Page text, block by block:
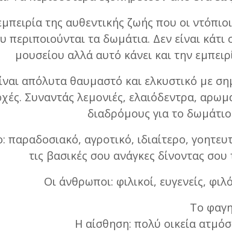
της αυθεντικής ζωής που οι
τα δωμάτια. Δεν είναι
μουσείου αλλά αυτό κάνει και την
απόλυτα θαυμαστό και ελκυστικό με
Συναντάς λεμονιές, ελαιόδεντρα,
διαδρόμους για το
παραδοσιακό, αγροτικό, ιδιαίτερο,
τις βασικές σου ανάγκες δίνοντας σου
Οι άνθρωποι: φιλικοί, ευγενείς,
Το
Η αίσθηση: πολύ οικεία